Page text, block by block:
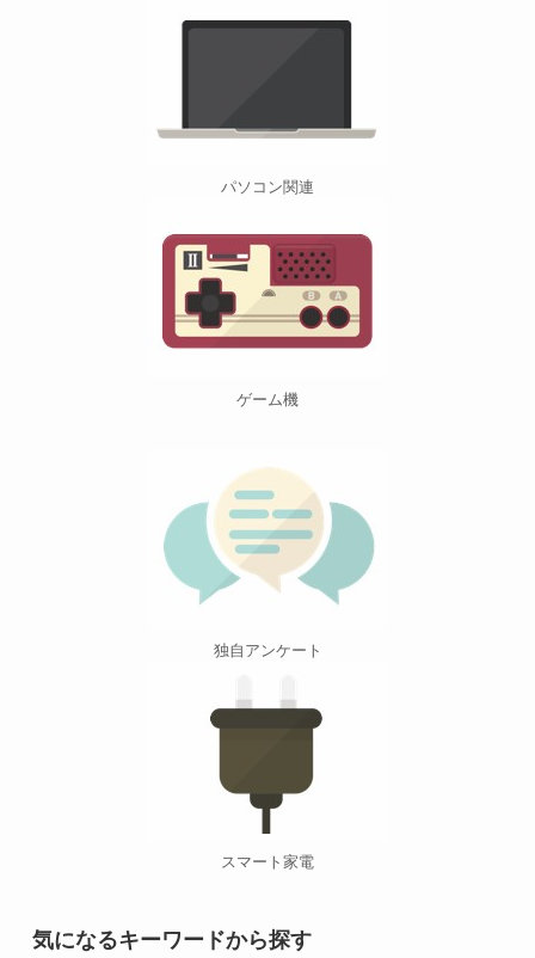
パソコン関連
ゲーム機
独自アンケート
スマート家電
気になるキーワードから探す